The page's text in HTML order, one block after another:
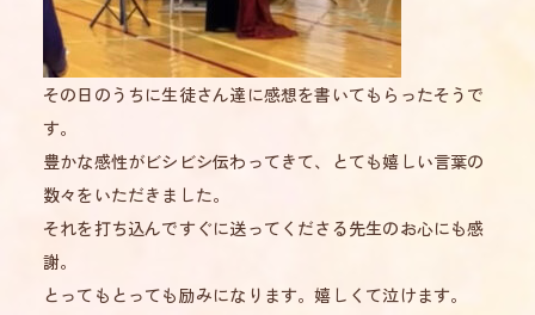
その日のうちに生徒さん達に感想を書いてもらったそうで
す。
豊かな感性がビシビシ伝わってきて、とても嬉しい言葉の
数々をいただきました。
それを打ち込んですぐに送ってくださる先生のお心にも感
謝。
とってもとっても励みになります。嬉しくて泣けます。